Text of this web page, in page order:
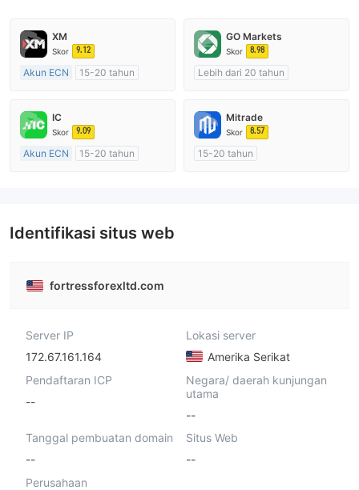
XM
Skor 9.12
Akun ECN
15-20 tahun
Market Maker (MM)
Lisensi Penuh MT4
GO Markets
Skor 8.98
Lebih dari 20 tahun
Market Maker (MM)
cTrader
IC
Skor 9.09
Akun ECN
15-20 tahun
Mitrade
Skor 8.57
15-20 tahun
Identifikasi situs web
fortressforexltd.com
Server IP
172.67.161.164
Lokasi server
Amerika Serikat
Pendaftaran ICP
--
Negara/ daerah kunjungan
utama
--
Tanggal pembuatan domain
--
Situs Web
--
Perusahaan